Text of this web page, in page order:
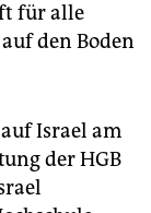
für alle
auf den Boden
Israel am
der HGB